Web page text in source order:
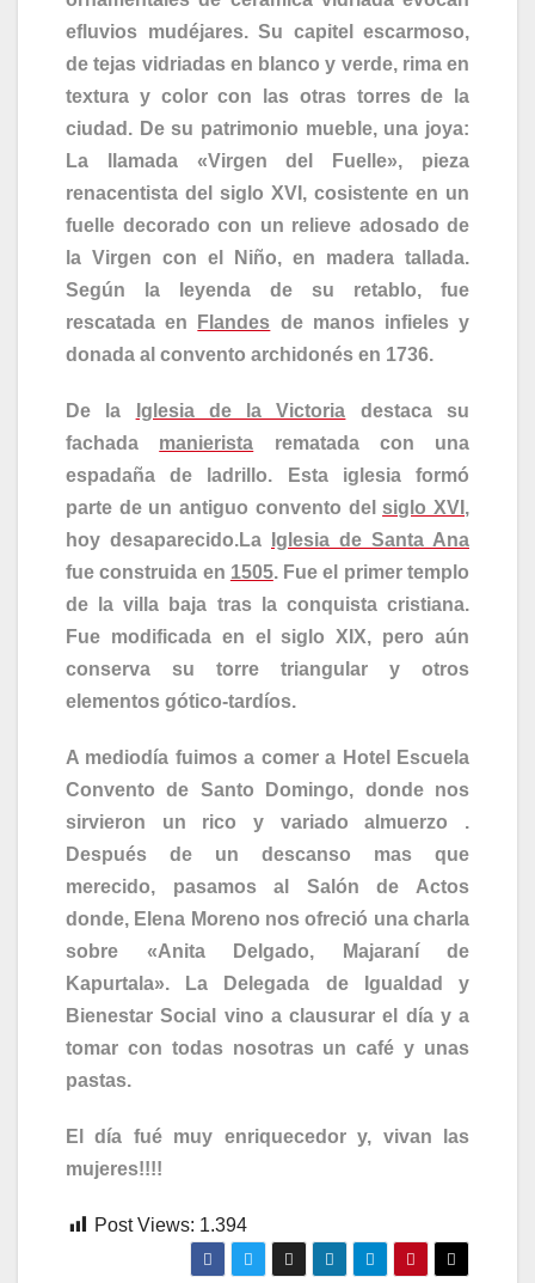
efluvios mudéjares. Su capitel escarmoso,
de tejas vidriadas en blanco y verde, rima en
textura y color con las otras torres de la
ciudad. De su patrimonio mueble, una joya:
La llamada «Virgen del Fuelle», pieza
renacentista del siglo XVI, cosistente en un
fuelle decorado con un relieve adosado de
la Virgen con el Niño, en madera tallada.
Según la leyenda de su retablo, fue
rescatada en
Flandes de manos infieles y
donada al convento archidonés en 1736.
De la Iglesia de la Victoria destaca su
fachada manierista rematada con una
espadaña de ladrillo. Esta iglesia formó
parte de un antiguo convento delsiglo XVI ,
hoy desaparecido.La
Iglesia de Santa Ana
fue construida en 1505. Fue el primer templo
de la villa baja tras la conquista cristiana.
Fue modificada en el siglo XIX, pero aún
conserva su torre triangular y otros
elementos gótico-tardíos.
A mediodía fuimos a comer a Hotel Escuela
Convento de Santo Domingo, donde nos
sirvieron un rico y variado almuerzo .
Después de un descanso mas que
merecido, pasamos al Salón de Actos
donde, Elena Moreno nos ofreció una charla
sobre «Anita Delgado, Majaraní de
Kapurtala». La Delegada de Igualdad y
Bienestar Social vino a clausurar el día y a
tomar con todas nosotras un café y unas
pastas.
El día fué muy enriquecedor y, vivan las
mujeres!!!!
Post Views: 1.394